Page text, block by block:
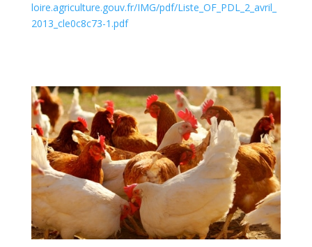
loire.agriculture.gouv.fr/IMG/pdf/Liste_OF_PDL_2_avril_
2013_cle0c8c73-1.pdf